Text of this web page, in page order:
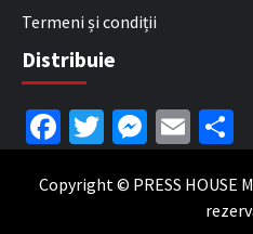
Termeni și condiții
Distribuie
Facebook
TwitterEmail
Copyright © PRESS HOUSE